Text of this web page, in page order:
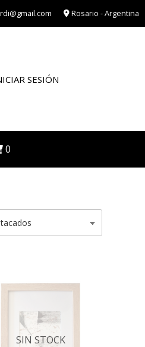
Rosario - Argentina
SESIÓN
0
SIN STOCK